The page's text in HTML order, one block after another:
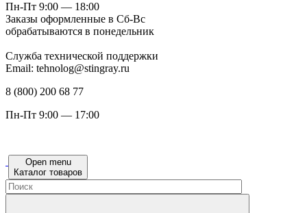
Пн-Пт 9:00 — 18:00
Заказы оформленные в Сб-Вс
обрабатываются в понедельник
Служба технической поддержки
Email: tehnolog@stingray.ru
8 (800) 200 68 77
Пн-Пт 9:00 — 17:00
Open menu
Каталог товаров